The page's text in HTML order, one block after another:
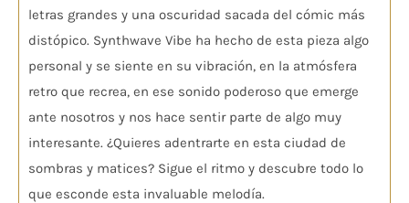
letras grandes y una oscuridad sacada del cómic más
distópico. Synthwave Vibe ha hecho de esta pieza algo
personal y se siente en su vibración, en la atmósfera
retro que recrea, en ese sonido poderoso que emerge
ante nosotros y nos hace sentir parte de algo muy
interesante. ¿Quieres adentrarte en esta ciudad de
sombras y matices? Sigue el ritmo y descubre todo lo
que esconde esta invaluable melodía.